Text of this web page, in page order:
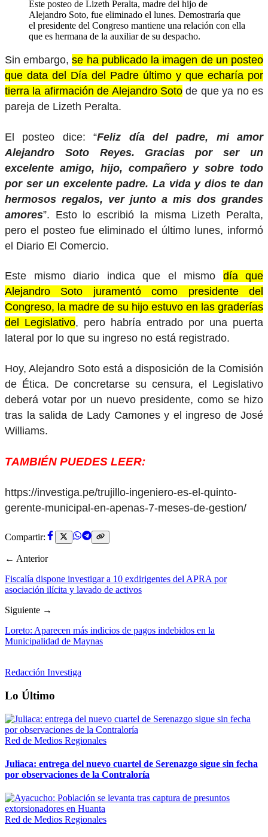
Este posteo de Lizeth Peralta, madre del hijo de
Alejandro Soto, fue eliminado el lunes. Demostraría que
el presidente del Congreso mantiene una relación con ella
que es hermana de la auxiliar de su despacho.
Sin embargo,se ha publicado la imagen de un posteo
que data del Día del Padre último y que echaría por
tierra la afirmación de Alejandro Soto de que ya no es
pareja de Lizeth Peralta.
El posteo dice: “Feliz día del padre, mi amor
Alejandro Soto Reyes. Gracias por ser un
excelente amigo, hijo, compañero y sobre todo
por ser un excelente padre. La vida y dios te dan
hermosos regalos, ver junto a mis dos grandes
amores”. Esto lo escribió la misma Lizeth Peralta,
pero el posteo fue eliminado el último lunes, informó
el Diario El Comercio.
Este mismo diario indica que el mismo día que
Alejandro Soto juramentó como presidente del
Congreso, la madre de su hijo estuvo en las graderías
del Legislativo, pero habría entrado por una puerta
lateral por lo que su ingreso no está registrado.
Hoy, Alejandro Soto está a disposición de la Comisión
de Ética. De concretarse su censura, el Legislativo
deberá votar por un nuevo presidente, como se hizo
tras la salida de Lady Camones y el ingreso de José
Williams.
TAMBIÉN PUEDES LEER:
https://investiga.pe/trujillo-ingeniero-es-el-quinto-
gerente-municipal-en-apenas-7-meses-de-gestion/
Compartir:
← Anterior
Fiscalía dispone investigar a 10 exdirigentes del APRA por
asociación ilícita y lavado de activos
Siguiente →
Loreto: Aparecen más indicios de pagos indebidos en la
Municipalidad de Maynas
Redacción Investiga
Lo Último
Red de Medios Regionales
Juliaca: entrega del nuevo cuartel de Serenazgo sigue sin fecha
por observaciones de la Contraloría
Red de Medios Regionales